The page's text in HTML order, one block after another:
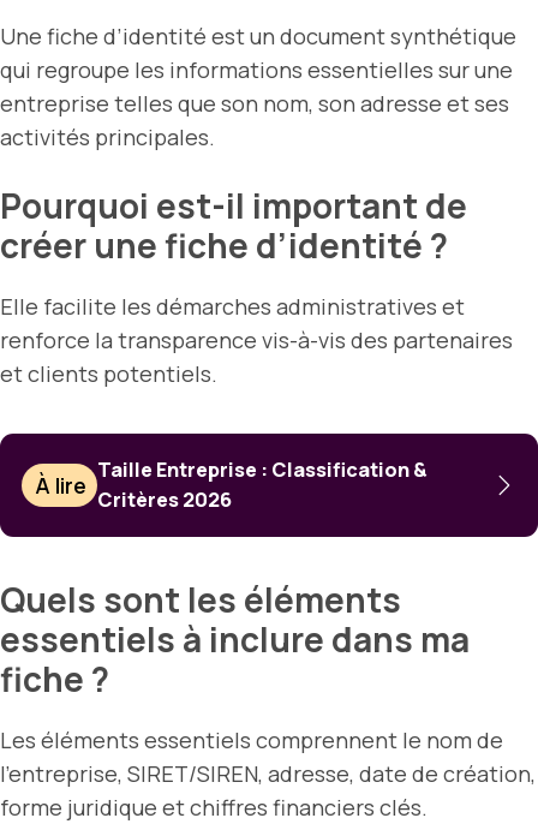
Une fiche d’identité est un document synthétique
qui regroupe les informations essentielles sur une
entreprise telles que son nom, son adresse et ses
activités principales.
Pourquoi est-il important de
créer une fiche d’identité ?
Elle facilite les démarches administratives et
renforce la transparence vis-à-vis des partenaires
et clients potentiels.
À lire
Taille Entreprise : Classification &
Critères 2026
Quels sont les éléments
essentiels à inclure dans ma
fiche ?
Les éléments essentiels comprennent le nom de
l’entreprise, SIRET/SIREN, adresse, date de création,
forme juridique et chiffres financiers clés.